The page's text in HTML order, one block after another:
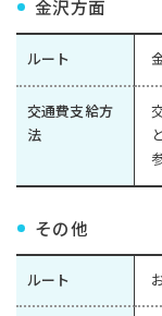
金沢方面
ルート
交通費支給方
法
その他
ルート